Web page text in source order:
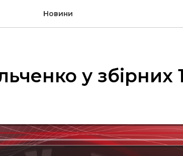
Новини
у збірних